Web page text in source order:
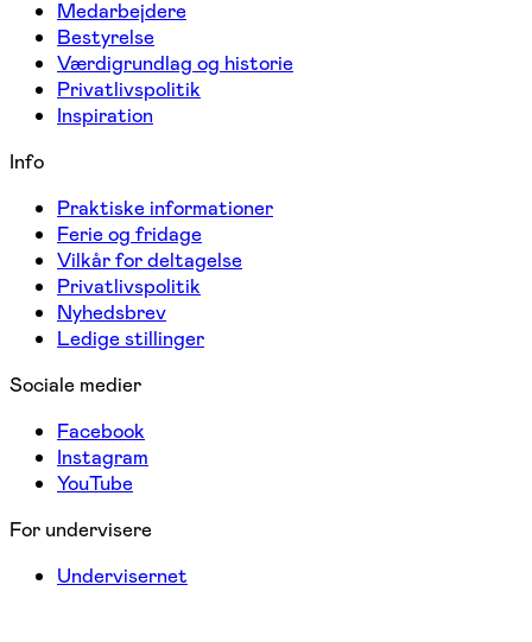
Medarbejdere
Bestyrelse
Værdigrundlag og historie
Privatlivspolitik
Inspiration
Info
Praktiske informationer
Ferie og fridage
Vilkår for deltagelse
Privatlivspolitik
Nyhedsbrev
Ledige stillinger
Sociale medier
Facebook
Instagram
YouTube
For undervisere
Undervisernet